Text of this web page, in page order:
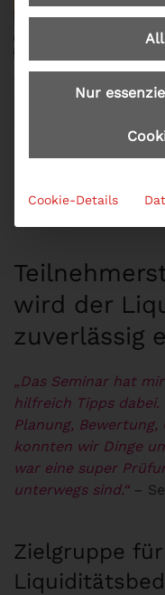
wird der
zuverlässig
„Das Seminar hat
hilfreich Tipps
Planung,
konnten wir Dinge
war eine super
unterwegs sind.“ –
Zielgruppe
Nur
Cookie-Details